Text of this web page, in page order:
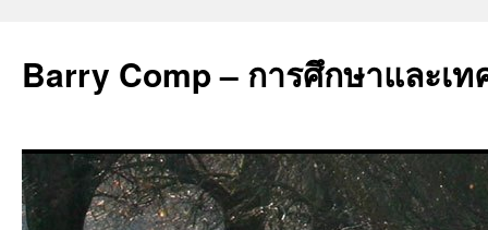
Barry Comp – การศึกษาและเ